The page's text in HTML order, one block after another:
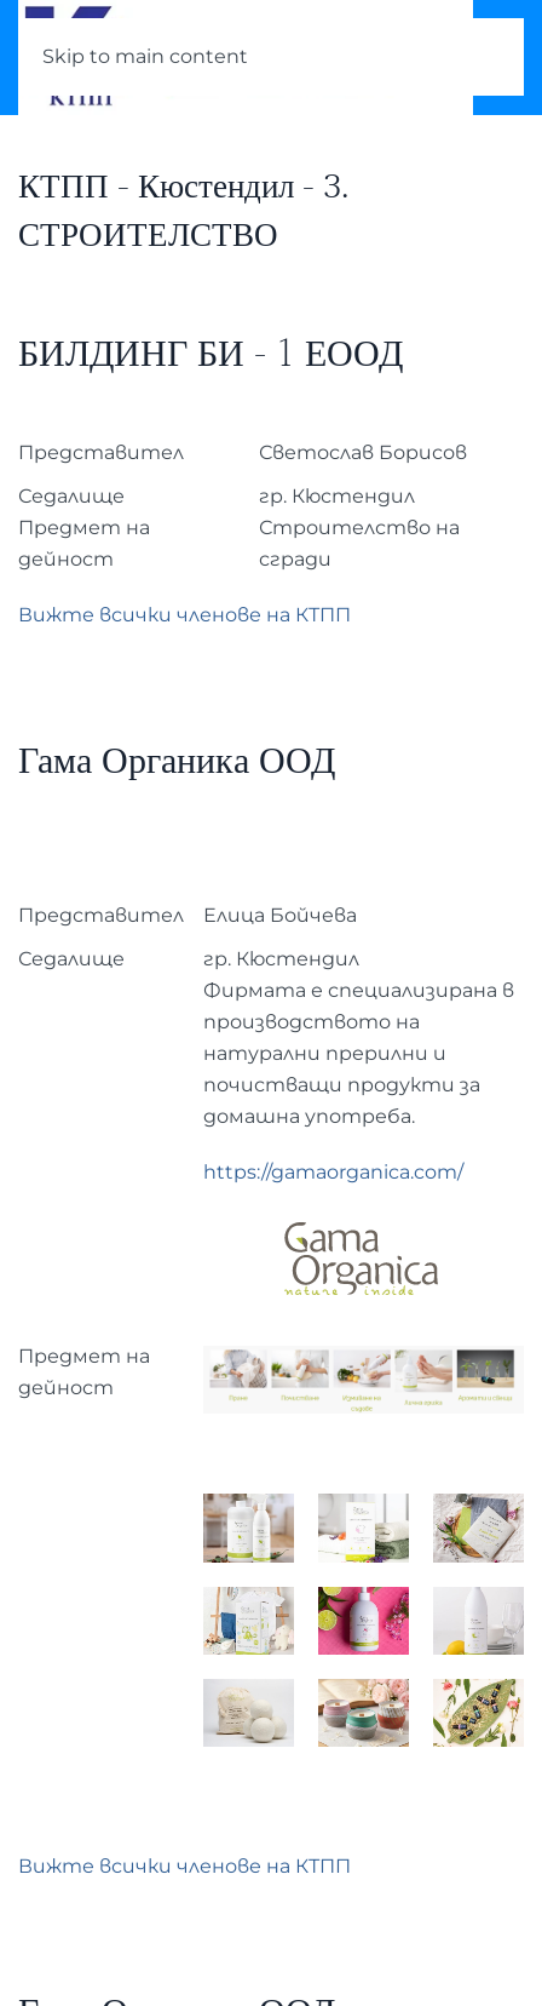
Skip to main content
КТПП - Кюстендил - 3.
СТРОИТЕЛСТВО
БИЛДИНГ БИ - 1 ЕООД
Представител
Светослав Борисов
Седалище
гр. Кюстендил
Предмет на
дейност
Строителство на
сгради
Вижте всички членове на КТПП
Гама Органика ООД
Представител
Елица Бойчева
Седалище
гр. Кюстендил
Предмет на
дейност
Фирмата е специализирана в
производството на
натурални прерилни и
почистващи продукти за
домашна употреба.
https://gamaorganica.com/
Вижте всички членове на КТПП